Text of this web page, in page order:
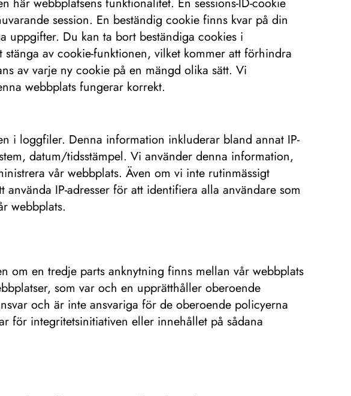
session. En beständig cookie finns kvar på din
uppgifter. Du kan ta bort beständiga cookies i
av cookie-funktionen, vilket kommer att förhindra
av varje ny cookie på en mängd olika sätt. Vi
webbplats fungerar korrekt.
i loggfiler. Denna information inkluderar bland annat IP-
datum/tidsstämpel. Vi använder denna information,
vår webbplats. Även om vi inte rutinmässigt
IP-adresser för att identifiera alla användare som
webbplats.
om en tredje parts anknytning finns mellan vår webbplats
som var och en upprätthåller oberoende
och är inte ansvariga för de oberoende policyerna
för integritetsinitiativen eller innehållet på sådana